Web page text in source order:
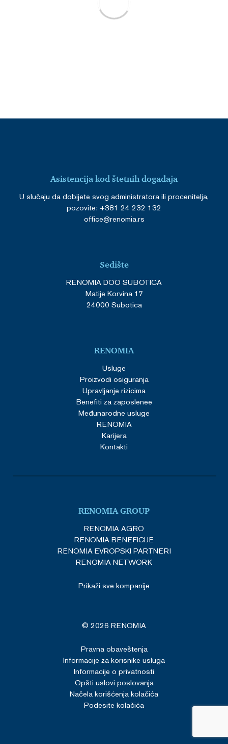
Asistencija kod štetnih događaja
U slučaju da dobijete svog administratora ili procenitelja,
pozovite: +381 24 232 132
office@renomia.rs
Sedište
RENOMIA DOO SUBOTICA
Matije Korvina 17
24000 Subotica
RENOMIA
Usluge
Proizvodi osiguranja
Upravljanje rizicima
Benefiti za zaposlenee
Međunarodne usluge
RENOMIA
Karijera
Kontakti
RENOMIA GROUP
RENOMIA AGRO
RENOMIA BENEFICIJE
RENOMIA EVROPSKI PARTNERI
RENOMIA NETWORK
Prikaži sve kompanije
© 2026 RENOMIA
Pravna obaveštenja
Informacije za korisnike usluga
Informacije o privatnosti
Opšti uslovi poslovanja
Načela korišćenja kolačića
Podesite kolačića